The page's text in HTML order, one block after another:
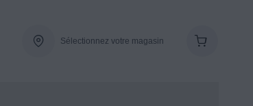
Sélectionnez votre magasin